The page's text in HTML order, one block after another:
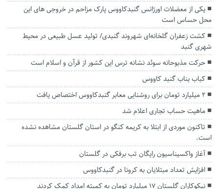
یکی از معضلات اورژانس گنبدکاووس پارک مزاحم در خروجی های این
محل حساس است
کشت زعفران گلخانه‌ای شهروند گنبدی/ تولید عسل طبیعی در محیط
شهری گنبد
حرکت مذبوحانه سوئد نشانه ترس این کشور از قرآن و اسلام است
کباب بناب گنبد کاووس
۲ میلیارد تومان برای روشنایی معابر گنبدکاووس اختصاص یافت
ماهیت حساب تجاری اعلام شد
تاکنون موردی از ابتلا به کریمه کنگو در استان گلستان مشاهده نشده
است.
آغاز واکسیناسیون رایگان تب برفکی در گلستان
افزایش تعداد مبتلایان به کرونا در گنبدکاووس
نیکوکاران گلستان ۱۷ میلیارد تومان به کمیته امداد کمک کردند